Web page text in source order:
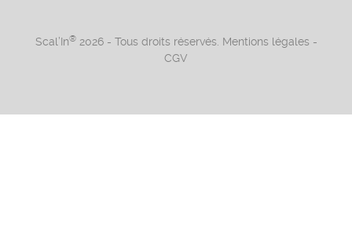
Scal’In®2026 - Tous droits réservés. Mentions légales -
CGV